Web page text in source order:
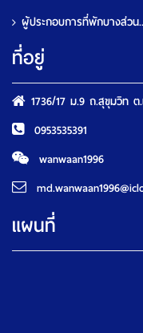
ผู้ประกอบการที่พักบางส่วน
ที่อยู่
1736/17 ม.9 ถ.สุขุมวิท
0953535391
wanwaan1996
แผนที่